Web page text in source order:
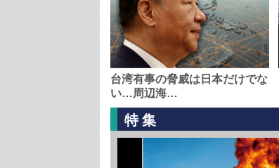
台湾有事の脅威は日本だけでな
い…周辺海…
特集